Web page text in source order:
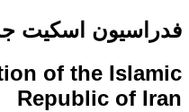
فدراسیون اسکیت
of the Islamic
Republic of Iran